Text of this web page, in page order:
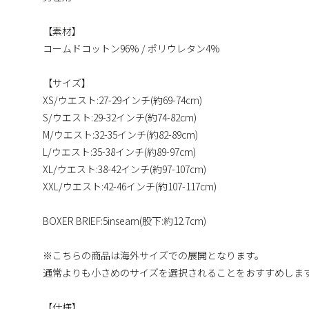
【素材】
コームドコットン96% / ポリウレタン4%
【サイズ】
XS/ウエスト:27-29インチ(約69-74cm)
S/ウエスト:29-32インチ(約74-82cm)
M/ウエスト:32-35インチ(約82-89cm)
L/ウエスト:35-38インチ(約89-97cm)
XL/ウエスト:38-42インチ(約97-107cm)
XXL/ウエスト:42-46インチ(約107-117cm)
BOXER BRIEF:5inseam(股下:約12.7cm)
※こちらの商品は海外サイズでの展開となります。
通常よりも小さめのサイズを選択されることをおすすめしま